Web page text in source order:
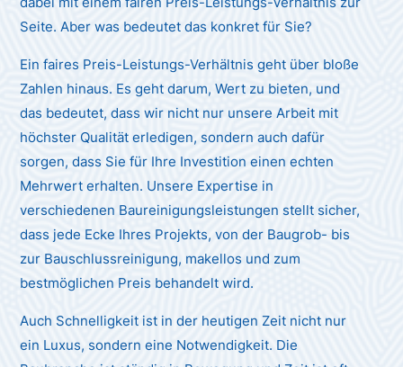
Seite. Aber was bedeutet das konkret für Sie?
Ein faires Preis-Leistungs-Verhältnis geht über bloße
Zahlen hinaus. Es geht darum, Wert zu bieten, und
das bedeutet, dass wir nicht nur unsere Arbeit mit
höchster Qualität erledigen, sondern auch dafür
sorgen, dass Sie für Ihre Investition einen echten
Mehrwert erhalten. Unsere Expertise in
verschiedenen Baureinigungsleistungen stellt sicher,
dass jede Ecke Ihres Projekts, von der Baugrob- bis
zur Bauschlussreinigung, makellos und zum
bestmöglichen Preis behandelt wird.
Auch Schnelligkeit ist in der heutigen Zeit nicht nur
ein Luxus, sondern eine Notwendigkeit. Die